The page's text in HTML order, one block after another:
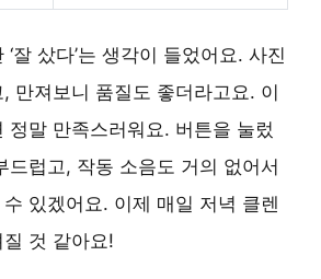
잘 샀다’는 생각이 들었어요. 사진
만져보니 품질도 좋더라고요. 이
정말 만족스러워요. 버튼을 눌렀
드럽고, 작동 소음도 거의 없어서
있겠어요. 이제 매일 저녁 클렌
것 같아요!